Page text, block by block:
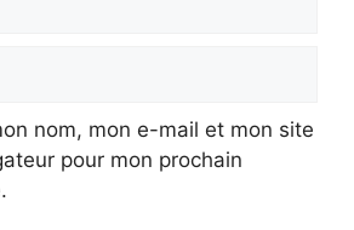
nom, mon e-mail et mon site
pour mon prochain